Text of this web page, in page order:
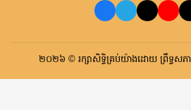
២០២៦ © រក្សាសិទ្ធិគ្រប់យ៉ាងដោយ ព្រឹទ្ធសភា